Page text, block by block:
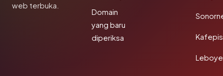
web terbuka.
Domain
yang baru
diperiksa